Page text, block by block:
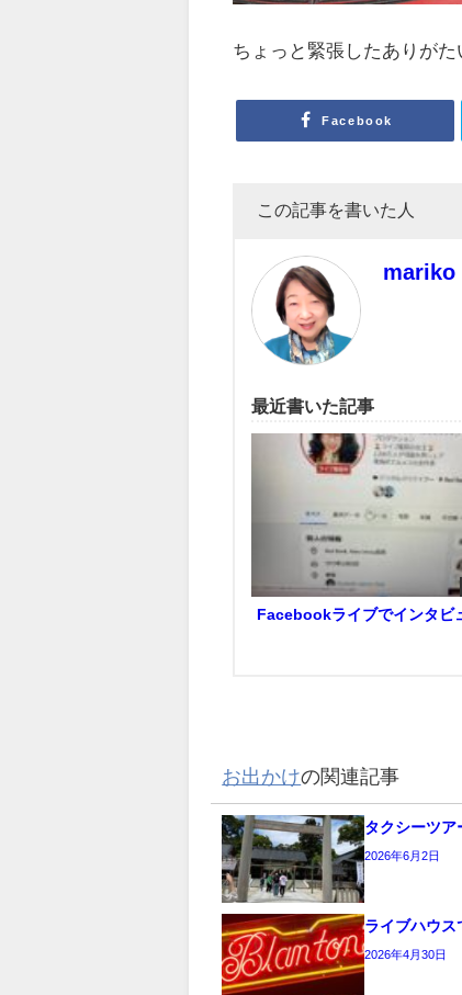
ちょっと緊張したありがた
Facebook
この記事を書いた人
mariko
最近書いた記事
Facebookライブでインタビ
お出かけの関連記事
タクシーツア
2026年6月2日
ライブハウス
2026年4月30日